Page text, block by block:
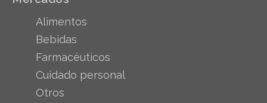
Alimentos
Bebidas
Farmacéuticos
Cuidado personal
Otros